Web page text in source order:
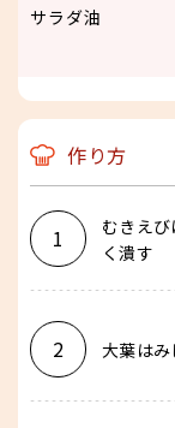
サラダ油
作り方
1
むきえ
く潰す
2 大葉はみ